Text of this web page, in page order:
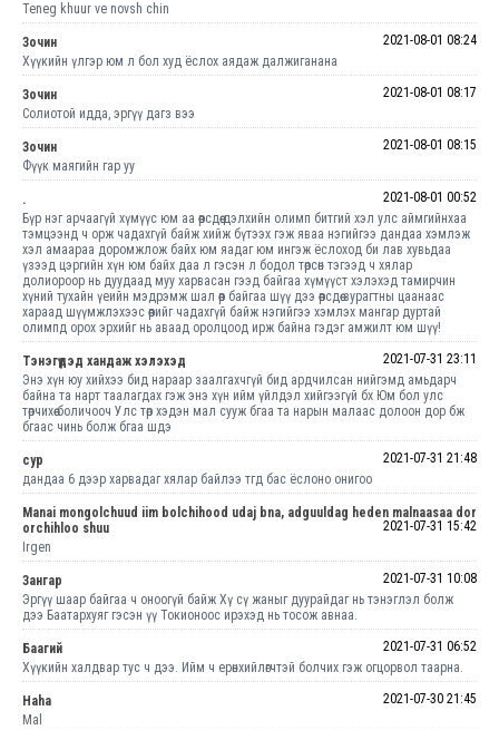
Teneg khuur ve novsh chin
Зочин
2021-08-01 08:24
Хүүкийн үлгэр юм л бол худ ёслох аядаж далжиганана
Зочин
2021-08-01 08:17
Солиотой идда, эргүү дагз вээ
Зочин
2021-08-01 08:15
Фүүк маягийн гар уу
.
2021-08-01 00:52
Бүр нэг арчаагүй хүмүүс юм аа өөрсдөө дэлхийн олимп битгий хэл улс аймгийнхаа
тэмцээнд ч орж чадахгүй байж хийж бүтээх гэж яваа нэгийгээ дандаа хэмлэж
хэл амаараа доромжлож байх юм яадаг юм ингэж ёслоход би лав хувьдаа
үзээд цэргийн хүн юм байх даа л гэсэн л бодол төрсөн тэгээд ч хялар
долиороор нь дуудаад муу харвасан гээд байгаа хүмүүст хэлэхэд тамирчин
хүний тухайн үеийн мэдрэмж шал өөр байгаа шүү дээ өөрсдөө зурагтны цаанаас
хараад шүүмжлэхээс өөрийг чадахгүй байж нэгийгээ хэмлэх мангар дуртай
олимпд орох эрхийг нь аваад оролцоод ирж байна гэдэг амжилт юм шүү!
Тэнэгүүдэд хандаж хэлэхэд
2021-07-31 23:11
Энэ хүн юу хийхээ бид нараар заалгахчгүй бид ардчилсан нийгэмд амьдарч
байна та нарт таалагдах гэж энэ хүн ийм үйлдэл хийгээгүй бх Юм бол улс
төрчихөө боличооч Улс төр хэдэн мал сууж бгаа та нарын малаас долоон дор бж
бгаас чинь болж бгаа шдэ
сур
2021-07-31 21:48
дандаа 6 дээр харвадаг хялар байлээ тгд бас ёслоно онигоо
Manai mongolchuud iim bolchihood udaj bna, adguuldag heden malnaasaa dor
orchihloo shuu
2021-07-31 15:42
Irgen
Зангар
2021-07-31 10:08
Эргүү шаар байгаа ч оноогүй байж Хү сү жаныг дуурайдаг нь тэнэглэл болж
дээ Баатархуяг гэсэн үү Токионоос ирэхэд нь тосож авнаа.
Баагий
2021-07-31 06:52
Хүүкийн халдвар тус ч дээ. Ийм ч ерөнхийлөгчтэй болчих гэж огцорвол таарна.
Haha
2021-07-30 21:45
Mal